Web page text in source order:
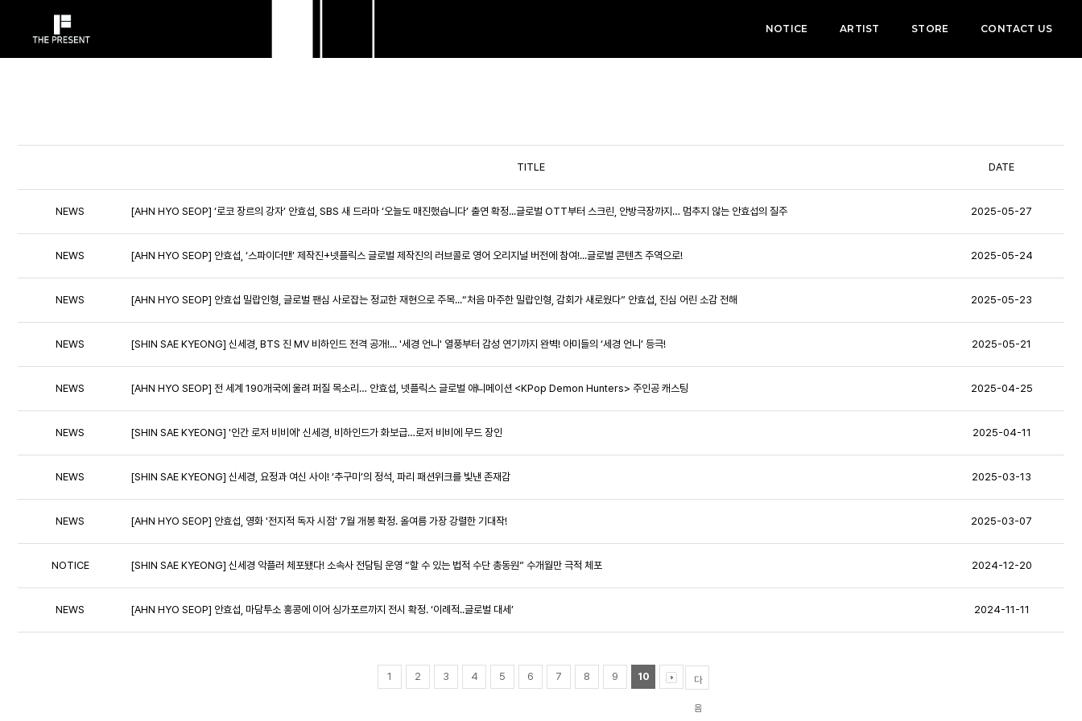
NOTICE ARTIST STORE CONTACT US
TITLE DATE
NEWS [AHN HYO SEOP] ‘로코 장르의 강자’ 안효섭, SBS 새 드라마 ‘오늘도 매진했습니다’ 출연 확정...글로벌 OTT부터 스크린, 안방극장까지… 멈추지 않는 안효섭의 질주 2025-05-27
NEWS [AHN HYO SEOP] 안효섭, ‘스파이더맨’ 제작진+넷플릭스 글로벌 제작진의 러브콜로 영어 오리지널 버전에 참여!...글로벌 콘텐츠 주역으로! 2025-05-24
NEWS [AHN HYO SEOP] 안효섭 밀랍인형, 글로벌 팬심 사로잡는 정교한 재현으로 주목...“처음 마주한 밀랍인형, 감회가 새로웠다” 안효섭, 진심 어린 소감 전해 2025-05-23
NEWS [SHIN SAE KYEONG] 신세경, BTS 진 MV 비하인드 전격 공개!... '세경 언니' 열풍부터 감성 연기까지 완벽! 아미들의 ‘세경 언니’ 등극! 2025-05-21
NEWS [AHN HYO SEOP] 전 세계 190개국에 울려 퍼질 목소리… 안효섭, 넷플릭스 글로벌 애니메이션 <KPop Demon Hunters> 주인공 캐스팅 2025-04-25
NEWS [SHIN SAE KYEONG] '인간 로저 비비에' 신세경, 비하인드가 화보급…로저 비비에 무드 장인 2025-04-11
NEWS [SHIN SAE KYEONG] 신세경, 요정과 여신 사이! ‘추구미’의 정석, 파리 패션위크를 빛낸 존재감 2025-03-13
NEWS [AHN HYO SEOP] 안효섭, 영화 '전지적 독자 시점' 7월 개봉 확정. 올여름 가장 강렬한 기대작! 2025-03-07
NOTICE [SHIN SAE KYEONG] 신세경 악플러 체포됐다! 소속사 전담팀 운영 “할 수 있는 법적 수단 총동원” 수개월만 극적 체포 2024-12-20
NEWS [AHN HYO SEOP] 안효섭, 마담투소 홍콩에 이어 싱가포르까지 전시 확정. ‘이례적..글로벌 대세’ 2024-11-11
1 2 3 4 5 6 7 8 9 10 다
음